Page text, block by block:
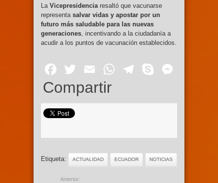
La Vicepresidencia resaltó que vacunarse
representa salvar vidas y apostar por un
futuro más saludable para las nuevas
generaciones , incentivando a la ciudadanía a
acudir a los puntos de vacunación establecidos.
Facebook
Twitter
EmailWhatsApp
Telegram
Skype
Compartir
Etiqueta: ACTUALIDAD ECUADOR NOTICIAS
Anterior: